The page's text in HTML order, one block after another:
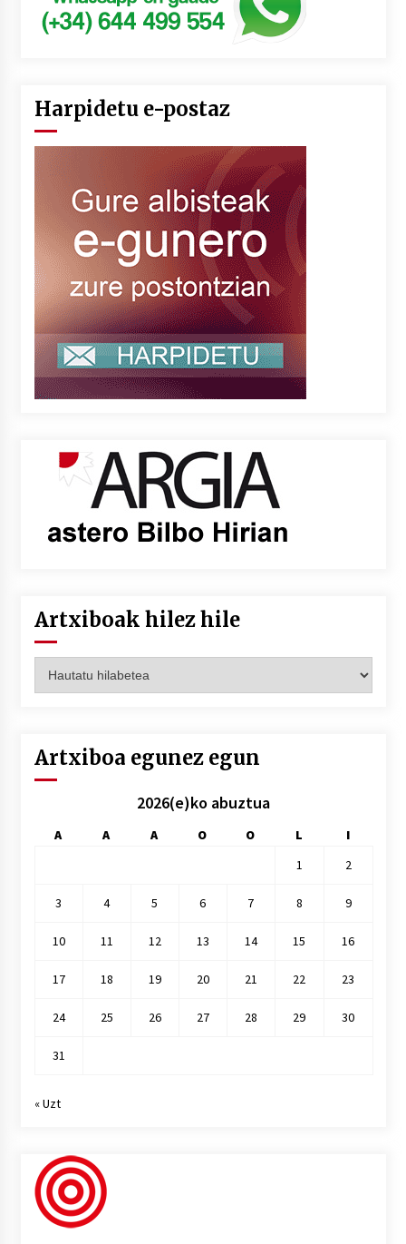
Harpidetu e-postaz
Artxiboak hilez hile
hilez
Artxiboa egunez egun
2026(e)ko abuztua
A A A O O L
I
1
2
3 4 5 6 7 8 9
10 11 12 13 14 15 16
17 18 19 20 21 22 23
24 25 26 27 28 29 30
31
« Uzt